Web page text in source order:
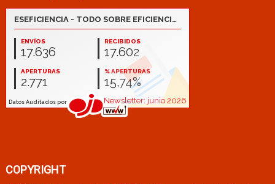
COPYRIGHT